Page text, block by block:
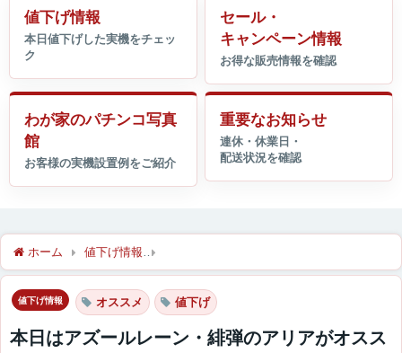
値下げ情報
セール・
キャンペーン情報
わが家のパチンコ写真
館
重要なお知らせ
ホーム 値下げ情報
値下げ情報 オススメ 値下げ
本日はアズールレーン・緋弾のアリアがオスス